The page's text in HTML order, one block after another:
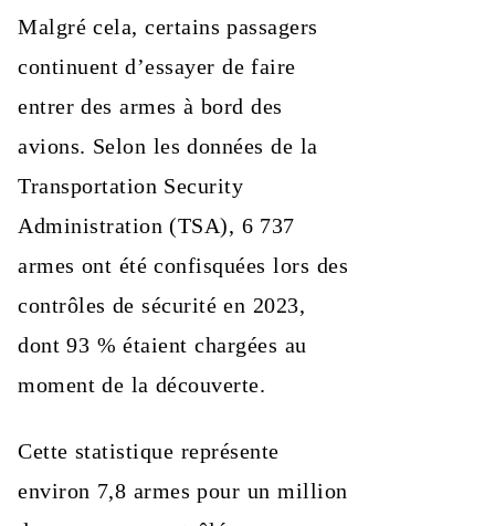
Malgré cela, certains passagers
continuent d’essayer de faire
entrer des armes à bord des
avions. Selon les données de la
Transportation Security
Administration (TSA), 6 737
armes ont été confisquées lors des
contrôles de sécurité en 2023,
dont 93 % étaient chargées au
moment de la découverte.
Cette statistique représente
environ 7,8 armes pour un million